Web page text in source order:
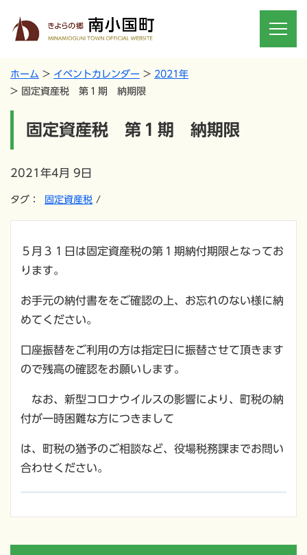
ホーム イベントカレンダー
2021年
固定資産税 第１期 納期限
固定資産税 第１期 納期限
2021年4月 9日
タグ： 固定資産税
５月３１日は固定資産税の第１期納付期限となってお
ります。
お手元の納付書ををご確認の上、お忘れのない様に納
めてください。
口座振替をご利用の方は指定日に振替させて頂きます
ので残高の確認をお願いします。
なお、新型コロナウイルスの影響により、町税の納
付が一時困難な方につきまして
は、町税の猶予のご相談など、役場税務課までお問い
合わせください。